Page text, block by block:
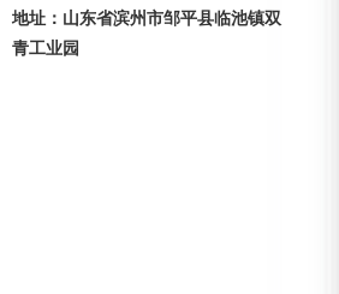
地址：山东省滨州市邹平县临池镇双
青工业园